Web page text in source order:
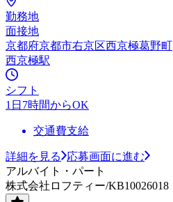
勤務地
面接地
京都府京都市右京区西京極葛野町
西京極駅
シフト
1日7時間からOK
交通費支給
詳細を見る
応募画面に進む
アルバイト・パート
株式会社ロフティー/KB10026018